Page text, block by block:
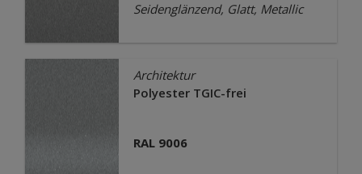
Seidenglänzend, Glatt, Metallic
Architektur
Polyester TGIC-frei
RAL 9006